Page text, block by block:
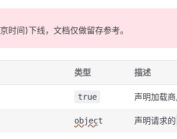
时间)下线，文档仅做留存参考。
类型 描述
true 声明加载
object 声明请求的